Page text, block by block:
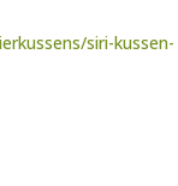
siri-kussen-